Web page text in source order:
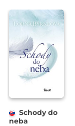
Schody do
neba